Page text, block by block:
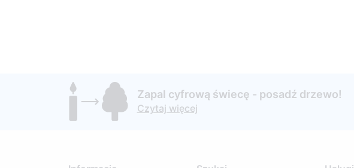
Zapal cyfrową świecę - posadź drzewo!
Czytaj więcej